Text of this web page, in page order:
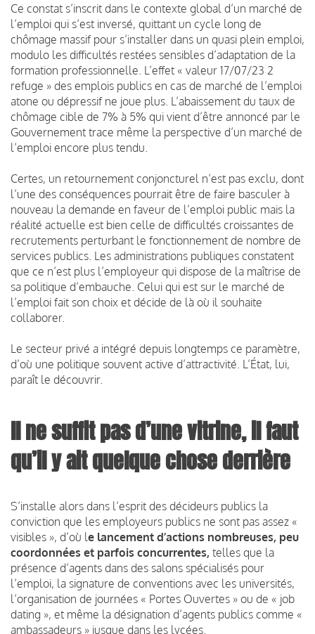
Ce constat s’inscrit dans le contexte global d’un marché de
l’emploi qui s’est inversé, quittant un cycle long de
chômage massif pour s’installer dans un quasi plein emploi,
modulo les difficultés restées sensibles d’adaptation de la
formation professionnelle. L’effet « valeur 17/07/23 2
refuge » des emplois publics en cas de marché de l’emploi
atone ou dépressif ne joue plus. L’abaissement du taux de
chômage cible de 7% à 5% qui vient d’être annoncé par le
Gouvernement trace même la perspective d’un marché de
l’emploi encore plus tendu.
Certes, un retournement conjoncturel n’est pas exclu, dont
l’une des conséquences pourrait être de faire basculer à
nouveau la demande en faveur de l’emploi public mais la
réalité actuelle est bien celle de difficultés croissantes de
recrutements perturbant le fonctionnement de nombre de
services publics. Les administrations publiques constatent
que ce n’est plus l’employeur qui dispose de la maîtrise de
sa politique d’embauche. Celui qui est sur le marché de
l’emploi fait son choix et décide de là où il souhaite
collaborer.
Le secteur privé a intégré depuis longtemps ce paramètre,
d’où une politique souvent active d’attractivité. L’État, lui,
paraît le découvrir.
ll ne suffit pas d’une vitrine, il faut
qu’il y ait quelque chose derrière
S’installe alors dans l’esprit des décideurs publics la
conviction que les employeurs publics ne sont pas assez «
visibles », d’où le lancement d’actions nombreuses, peu
coordonnées et parfois concurrentes, telles que la
présence d’agents dans des salons spécialisés pour
l’emploi, la signature de conventions avec les universités,
l’organisation de journées « Portes Ouvertes » ou de « job
dating », et même la désignation d’agents publics comme «
ambassadeurs » jusque dans les lycées.